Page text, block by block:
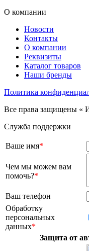
О компании
Новости
Контакты
О компании
Реквизиты
Каталог товаров
Наши бренды
Политика
Все права защищены «
Служба поддержки
Ваше имя*
Чем мы можем вам
помочь?*
Ваш телефон
Обработку
персональных
данных*
Защита от